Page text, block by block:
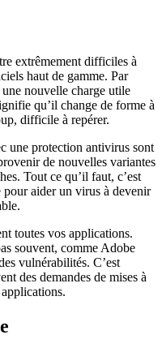
extrêmement difficiles à
haut de gamme. Par
nouvelle charge utile
qu’il change de forme à
difficile à repérer.
une protection antivirus sont
de nouvelles variantes
Tout ce qu’il faut, c’est
pour aider un virus à devenir
toutes vos applications.
souvent, comme Adobe
vulnérabilités. C’est
des demandes de mises à